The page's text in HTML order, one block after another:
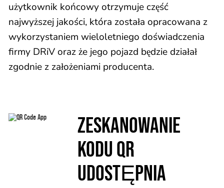
użytkownik końcowy otrzymuje część
najwyższej jakości, która została opracowana z
wykorzystaniem wieloletniego doświadczenia
firmy DRiV oraz że jego pojazd będzie działał
zgodnie z założeniami producenta.
ZESKANOWANIE
KODU QR
UDOSTĘPNIA